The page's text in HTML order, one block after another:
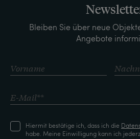
Bleiben Sie über neue
Angebote
Hiermit bestätige ich, dass ich die
habe. Meine Einwilligung kann ich